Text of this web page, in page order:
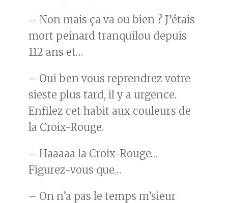
– Non mais ça va ou bien ? J’étais
mort peinard tranquilou depuis
112 ans et…
– Oui ben vous reprendrez votre
sieste plus tard, il y a urgence.
Enfilez cet habit aux couleurs de
la Croix-Rouge.
– Haaaaa la Croix-Rouge…
Figurez-vous que…
– On n’a pas le temps m’sieur